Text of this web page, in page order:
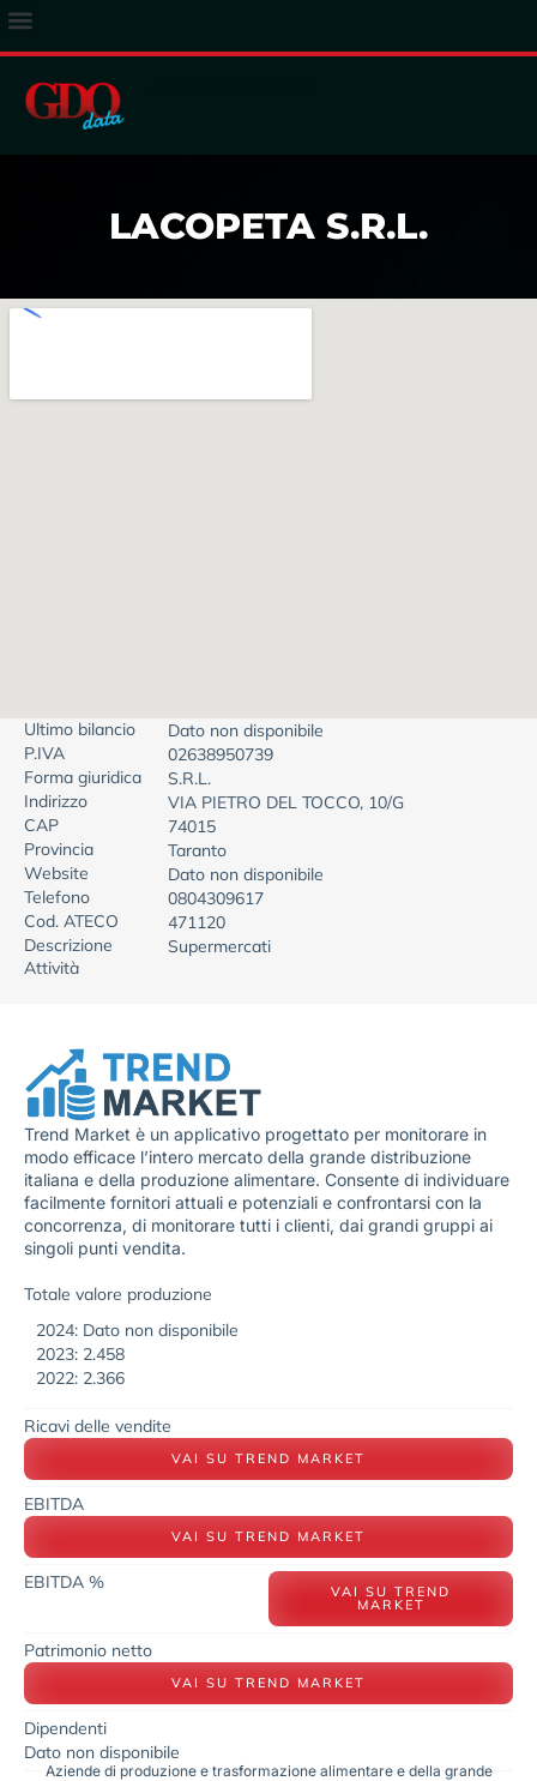
LACOPETA S.R.L.
Ultimo bilancio
Dato non disponibile
P.IVA
02638950739
Forma giuridica
S.R.L.
Indirizzo
VIA PIETRO DEL TOCCO, 10/G
CAP
74015
Provincia
Taranto
Website
Dato non disponibile
Telefono
0804309617
Cod. ATECO
471120
Descrizione
Attività
Supermercati
Trend Market è un applicativo progettato per monitorare in
modo efficace l’intero mercato della grande distribuzione
italiana e della produzione alimentare. Consente di individuare
facilmente fornitori attuali e potenziali e confrontarsi con la
concorrenza, di monitorare tutti i clienti, dai grandi gruppi ai
singoli punti vendita.
Totale valore produzione
2024: Dato non disponibile
2023: 2.458
2022: 2.366
Ricavi delle vendite
VAI SU TREND MARKET
EBITDA
VAI SU TREND MARKET
EBITDA % VAI SU TREND
MARKET
Patrimonio netto
VAI SU TREND MARKET
Dipendenti
Dato non disponibile
Aziende di produzione e trasformazione alimentare e della grande